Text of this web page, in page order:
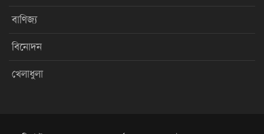
বাণিজ্য
বিনোদন
খেলাধুলা